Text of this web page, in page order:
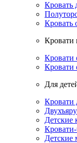
Кровать
Кровать
Кровати
Кровати
Кровати
Для
Кровати
Детские
Детские